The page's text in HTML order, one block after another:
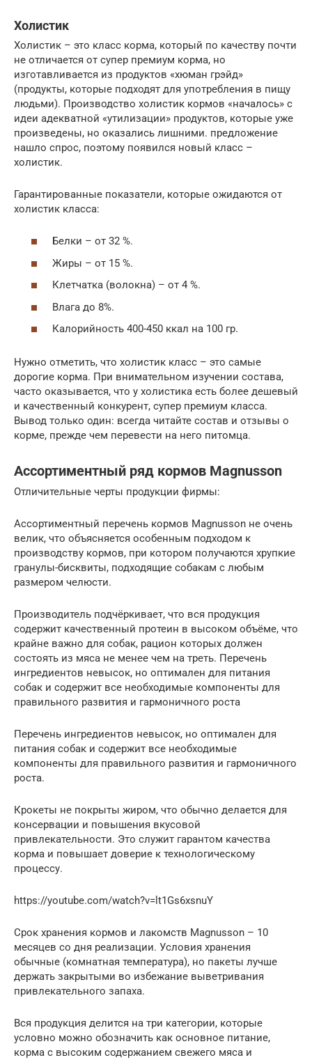
Холистик
Холистик – это класс корма, который по качеству почти
не отличается от супер премиум корма, но
изготавливается из продуктов «хюман грэйд»
(продукты, которые подходят для употребления в пищу
людьми). Производство холистик кормов «началось» с
идеи адекватной «утилизации» продуктов, которые уже
произведены, но оказались лишними. предложение
нашло спрос, поэтому появился новый класс –
холистик.
Гарантированные показатели, которые ожидаются от
холистик класса:
Белки – от 32 %.
Жиры – от 15 %.
Клетчатка (волокна) – от 4 %.
Влага до 8%.
Калорийность 400-450 ккал на 100 гр.
Нужно отметить, что холистик класс – это самые
дорогие корма. При внимательном изучении состава,
часто оказывается, что у холистика есть более дешевый
и качественный конкурент, супер премиум класса.
Вывод только один: всегда читайте состав и отзывы о
корме, прежде чем перевести на него питомца.
Ассортиментный ряд кормов Magnusson
Отличительные черты продукции фирмы:
Ассортиментный перечень кормов Magnusson не очень
велик, что объясняется особенным подходом к
производству кормов, при котором получаются хрупкие
гранулы-бисквиты, подходящие собакам с любым
размером челюсти.
Производитель подчёркивает, что вся продукция
содержит качественный протеин в высоком объёме, что
крайне важно для собак, рацион которых должен
состоять из мяса не менее чем на треть. Перечень
ингредиентов невысок, но оптимален для питания
собак и содержит все необходимые компоненты для
правильного развития и гармоничного роста
Перечень ингредиентов невысок, но оптимален для
питания собак и содержит все необходимые
компоненты для правильного развития и гармоничного
роста.
Крокеты не покрыты жиром, что обычно делается для
консервации и повышения вкусовой
привлекательности. Это служит гарантом качества
корма и повышает доверие к технологическому
процессу.
https://youtube.com/watch?v=lt1Gs6xsnuY
Срок хранения кормов и лакомств Magnusson – 10
месяцев со дня реализации. Условия хранения
обычные (комнатная температура), но пакеты лучше
держать закрытыми во избежание выветривания
привлекательного запаха.
Вся продукция делится на три категории, которые
условно можно обозначить как основное питание,
корма с высоким содержанием свежего мяса и